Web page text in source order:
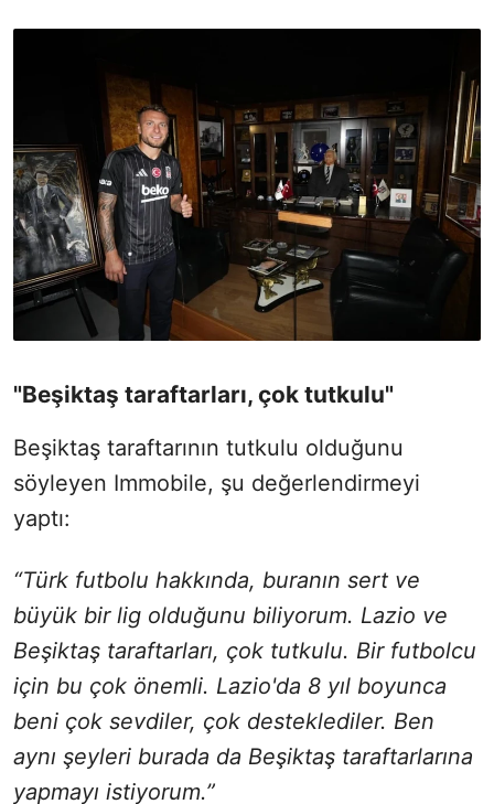
"Beşiktaş taraftarları, çok tutkulu"
Beşiktaş taraftarının tutkulu olduğunu
söyleyen Immobile, şu değerlendirmeyi
yaptı:
“Türk futbolu hakkında, buranın sert ve
büyük bir lig olduğunu biliyorum. Lazio ve
Beşiktaş taraftarları, çok tutkulu. Bir futbolcu
için bu çok önemli. Lazio'da 8 yıl boyunca
beni çok sevdiler, çok desteklediler. Ben
aynı şeyleri burada da Beşiktaş taraftarlarına
yapmayı istiyorum.”